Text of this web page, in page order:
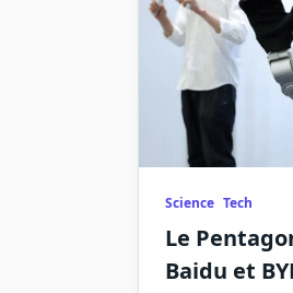
Science Tech
Le
Baidu et